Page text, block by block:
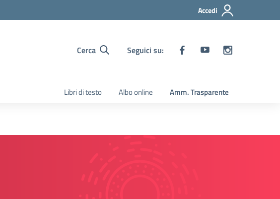
Accedi
Cerca Seguici su:
Libri di testo Albo online Amm. Trasparente